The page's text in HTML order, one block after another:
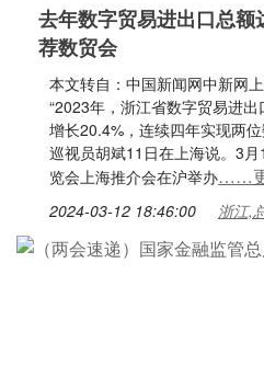
去年数字贸易进出口总
荐数贸会
本文转自：中国新闻网中新网
“2023年，浙江省数字贸易进
增长20.4%，连续四年实现两
巡视员胡斌11日在上海说。3
览会上海推介会在沪举办……
2024-03-12 18:46:00 浙江,